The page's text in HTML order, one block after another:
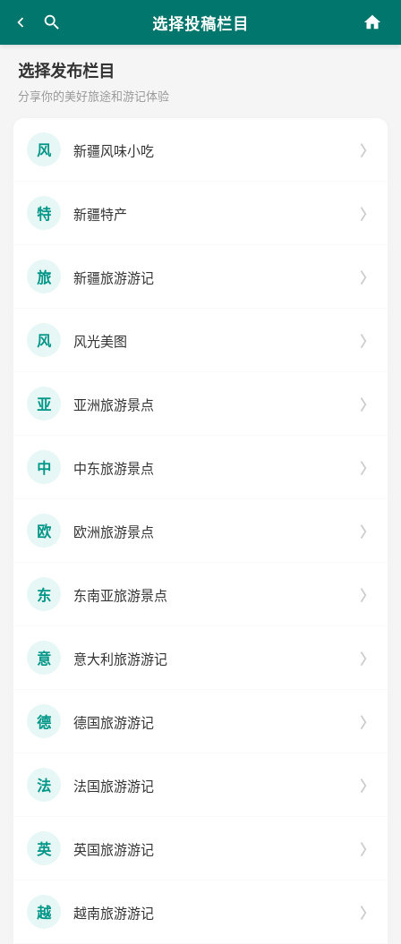
选择投稿栏目
选择发布栏目
分享你的美好旅途和游记体验
风 新疆风味小吃
特 新疆特产
旅 新疆旅游游记
风 风光美图
亚 亚洲旅游景点
中 中东旅游景点
欧 欧洲旅游景点
东 东南亚旅游景点
意 意大利旅游游记
德 德国旅游游记
法 法国旅游游记
英 英国旅游游记
越 越南旅游游记